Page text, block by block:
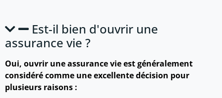
Est-il bien d'ouvrir une
assurance vie ?
Oui, ouvrir une assurance vie est généralement
considéré comme une excellente décision pour
plusieurs raisons :